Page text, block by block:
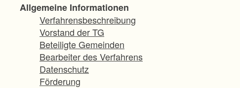
Allgemeine Informationen
Verfahrensbeschreibung
Vorstand der TG
Beteiligte Gemeinden
Bearbeiter des Verfahrens
Datenschutz
Förderung